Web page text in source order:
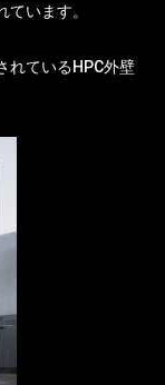
います。
れているHPC外壁